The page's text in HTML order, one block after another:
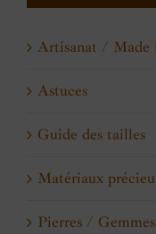
Artisanat / Made
Astuces
Guide des tailles
Matériaux
Pierres / Gemmes